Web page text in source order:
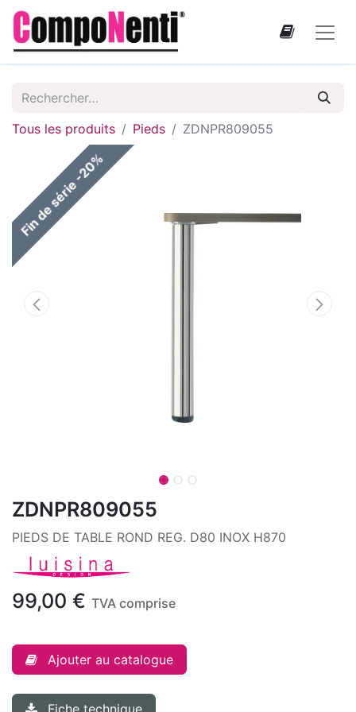
Tous les produits Pieds ZDNPR809055
Fin de série -20%
ZDNPR809055
PIEDS DE TABLE ROND REG. D80 INOX H870
99,00 € TVA comprise
Ajouter au catalogue